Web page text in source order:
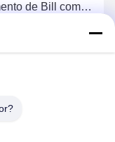
de Bill com
eficaz na
de custos do